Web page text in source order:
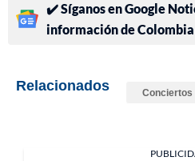
✔️ Síganos en Google
información de
Relacionados Conciertos